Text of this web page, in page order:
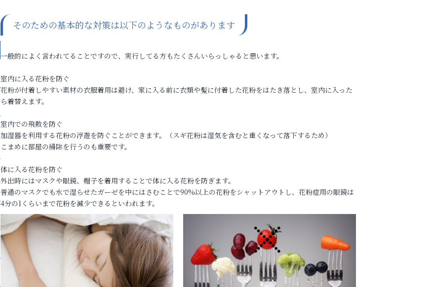
そのための基本的な対策は以下のようなものがあります
一般的によく言われてることですので、実行してる方もたくさんいらっしゃると思います。
室内に入る花粉を防ぐ
花粉が付着しやすい素材の衣服着用は避け、家に入る前に衣類や髪に付着した花粉をはたき落とし、室内に入った
ら着替えます。
室内での飛散を防ぐ
加湿器を利用する花粉の浮遊を防ぐことができます。（スギ花粉は湿気を含むと重くなって落下するため）
こまめに部屋の掃除を行うのも重要です。
体に入る花粉を防ぐ
外出時にはマスクや眼鏡、帽子を着用することで体に入る花粉を防ぎます。
普通のマスクでも水で湿らせたガーゼを中にはさむことで90%以上の花粉をシャットアウトし、花粉症用の眼鏡は
4分の1くらいまで花粉を減少できるといわれます。